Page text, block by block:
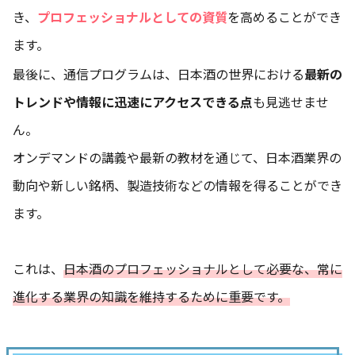
き、 プロフェッショナルとしての資質を高めることができ
ます。
最後に、通信プログラムは、日本酒の世界における最新の
トレンドや情報に迅速にアクセスできる点も見逃せませ
ん。
オンデマンドの講義や最新の教材を通じて、日本酒業界の
動向や新しい銘柄、製造技術などの情報を得ることができ
ます。
これは、 日本酒のプロフェッショナルとして必要な、常に
進化する業界の知識を維持するために重要です。